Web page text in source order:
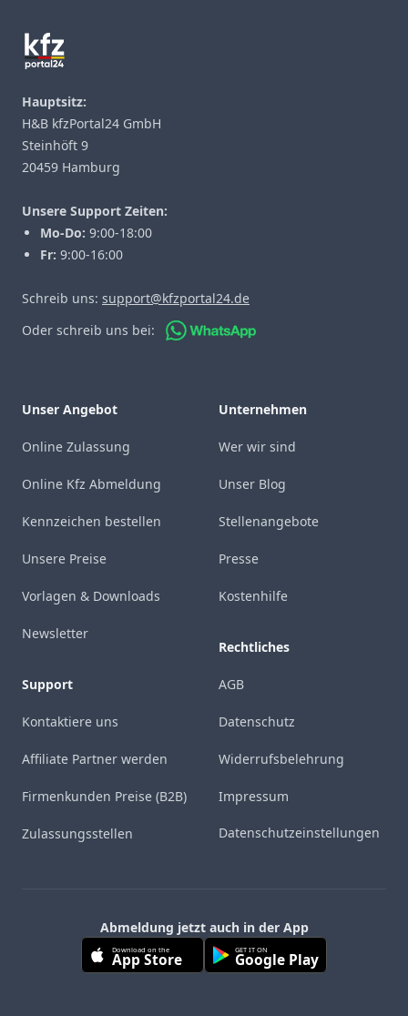
Hauptsitz:
H&B kfzPortal24 GmbH
Steinhöft 9
20459 Hamburg
Unsere Support Zeiten:
Mo-Do: 9:00-18:00
Fr: 9:00-16:00
Schreib uns: support@kfzportal24.de
Oder schreib uns bei:
Unser Angebot
Online Zulassung
Online Kfz Abmeldung
Kennzeichen bestellen
Unsere Preise
Vorlagen & Downloads
Newsletter
Support
Kontaktiere uns
Affiliate Partner werden
Firmenkunden Preise (B2B)
Zulassungsstellen
Unternehmen
Wer wir sind
Unser Blog
Stellenangebote
Presse
Kostenhilfe
Rechtliches
AGB
Datenschutz
Widerrufsbelehrung
Impressum
Datenschutzeinstellungen
Abmeldung jetzt auch in der App
Download on the
App Store GET IT ON
Google Play